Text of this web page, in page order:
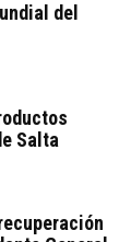
del
Salta